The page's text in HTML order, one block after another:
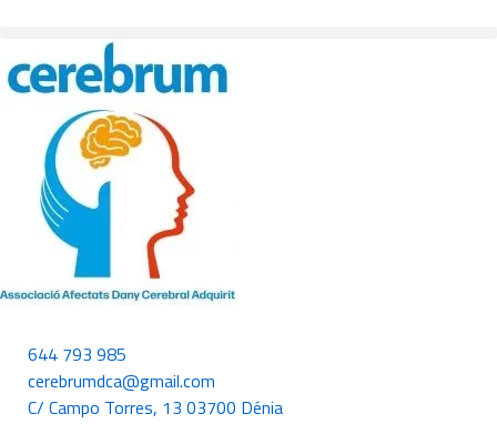
644 793 985
cerebrumdca@gmail.com
C/ Campo Torres, 13 03700 Dénia